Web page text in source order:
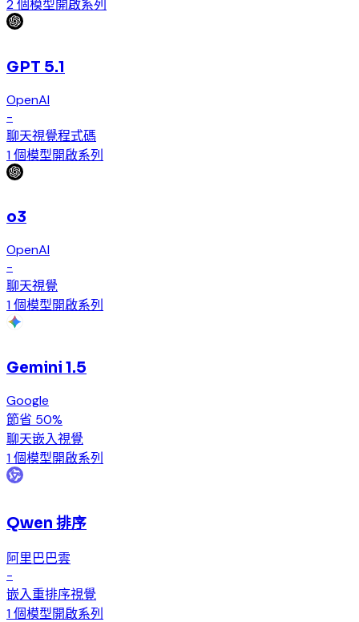
2 個模型開啟系列
GPT 5.1
OpenAI
-
聊天視覺程式碼
1 個模型開啟系列
o3
OpenAI
-
聊天視覺
1 個模型開啟系列
Gemini 1.5
Google
節省 50%
聊天嵌入視覺
1 個模型開啟系列
Qwen 排序
阿里巴巴雲
-
嵌入重排序視覺
1 個模型開啟系列